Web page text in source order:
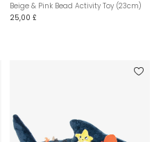
Beige & Pink Bead Activity Toy (23cm)
25,00 £